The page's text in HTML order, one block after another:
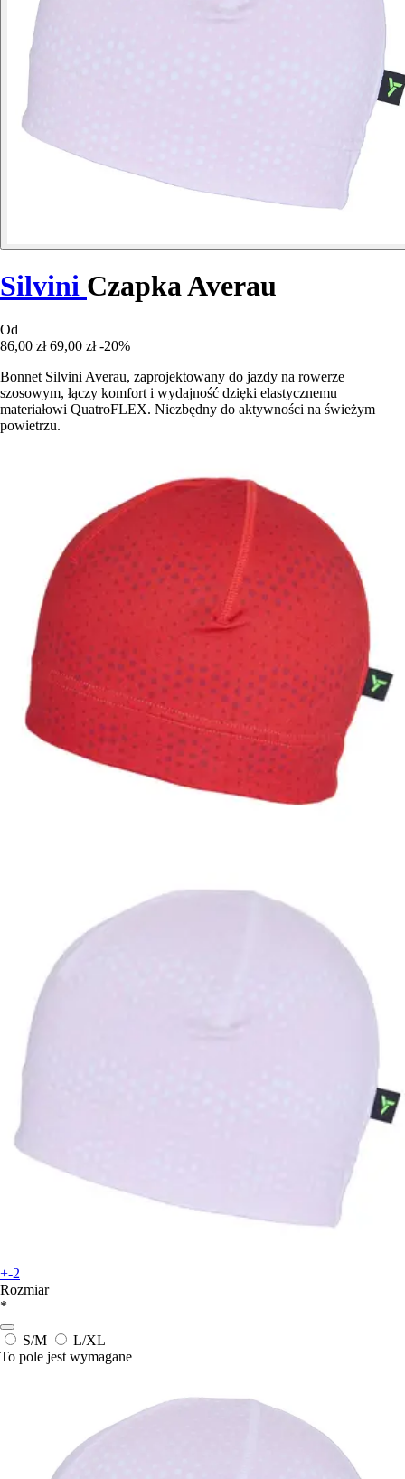
Silvini Czapka Averau
Od
86,00 zł 69,00 zł -20%
Bonnet Silvini Averau, zaprojektowany do jazdy na rowerze
szosowym, łączy komfort i wydajność dzięki elastycznemu
materiałowi QuatroFLEX. Niezbędny do aktywności na świeżym
powietrzu.
+-2
Rozmiar
*
S/M
L/XL
To pole jest wymagane